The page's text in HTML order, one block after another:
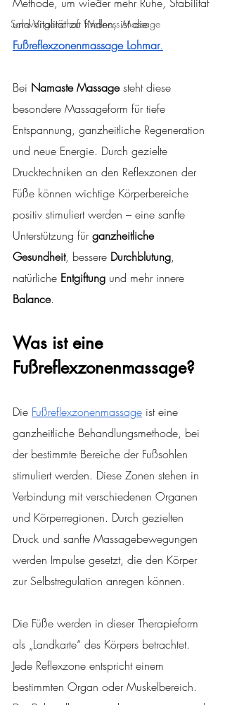
Schwangerschaft Wellness Massage
und Vitalität zu finden, ist die
Fußreflexzonenmassage Lohmar.
Bei Namaste Massage steht diese
besondere Massageform für tiefe
Entspannung, ganzheitliche Regeneration
und neue Energie. Durch gezielte
Drucktechniken an den Reflexzonen der
Füße können wichtige Körperbereiche
positiv stimuliert werden – eine sanfte
Unterstützung für ganzheitliche
Gesundheit, bessere Durchblutung,
natürliche Entgiftung und mehr innere
Balance.
Was ist eine
Fußreflexzonenmassage?
Die Fußreflexzonenmassage ist eine
ganzheitliche Behandlungsmethode, bei
der bestimmte Bereiche der Fußsohlen
stimuliert werden. Diese Zonen stehen in
Verbindung mit verschiedenen Organen
und Körperregionen. Durch gezielten
Druck und sanfte Massagebewegungen
werden Impulse gesetzt, die den Körper
zur Selbstregulation anregen können.
Die Füße werden in dieser Therapieform
als „Landkarte“ des Körpers betrachtet.
Jede Reflexzone entspricht einem
bestimmten Organ oder Muskelbereich.